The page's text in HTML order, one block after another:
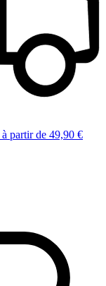
à partir de 49,90 €